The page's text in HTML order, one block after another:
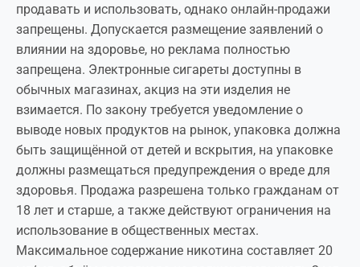
продавать и использовать, однако онлайн-продажи
запрещены. Допускается размещение заявлений о
влиянии на здоровье, но реклама полностью
запрещена. Электронные сигареты доступны в
обычных магазинах, акциз на эти изделия не
взимается. По закону требуется уведомление о
выводе новых продуктов на рынок, упаковка должна
быть защищённой от детей и вскрытия, на упаковке
должны размещаться предупреждения о вреде для
здоровья. Продажа разрешена только гражданам от
18 лет и старше, а также действуют ограничения на
использование в общественных местах.
Максимальное содержание никотина составляет 20